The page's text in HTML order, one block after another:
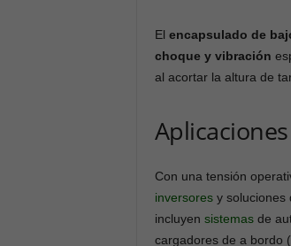
El encapsulado de
choque y vibración
al acortar la altura de
Aplicaciones
Con una tensión
inversores y soluciones
incluyen sistemas de
cargadores de a bordo (